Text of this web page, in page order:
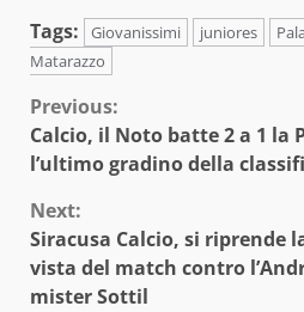
Tags:
Giovanissimi juniores
Matarazzo
Continue
Reading
Previous:
Calcio, il Noto batte 2 a 1 la
l’ultimo gradino della
Next:
Siracusa Calcio, si riprende
vista del match contro
mister Sottil